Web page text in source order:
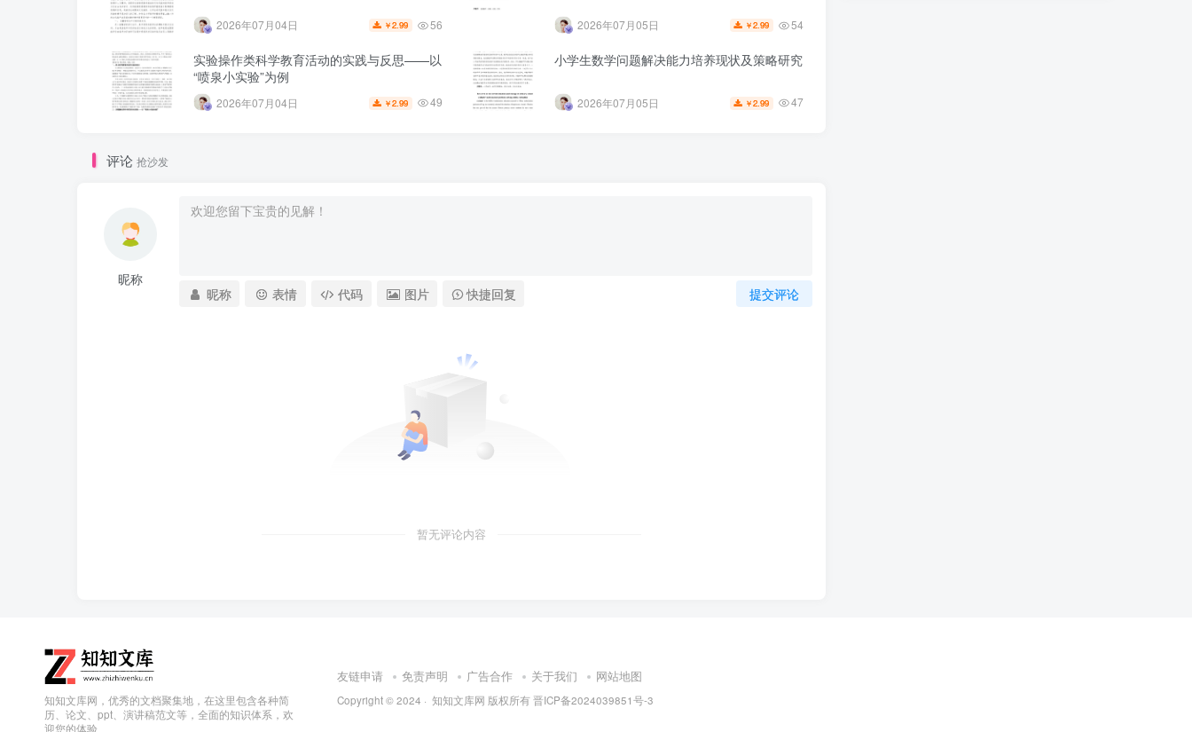
2026年07月04日 ￥2.99 56 2026年07月05日 ￥2.99 54
实验操作类科学教育活动的实践与反思——以
“喷泉小实验”为例
2026年07月04日 ￥2.99 49
小学生数学问题解决能力培养现状及策略研究
2026年07月05日 ￥2.99 47
评论 抢沙发
昵称
提交评论
昵称 表情 代码 图片 快捷回复
暂无评论内容
知知文库网，优秀的文档聚集地，在这里包含各种简
历、论文、ppt、演讲稿范文等，全面的知识体系，欢
迎您的体验
友链申请 免责声明 广告合作 关于我们 网站地图
Copyright © 2024 · 知知文库网 版权所有晋ICP备2024039851号-3